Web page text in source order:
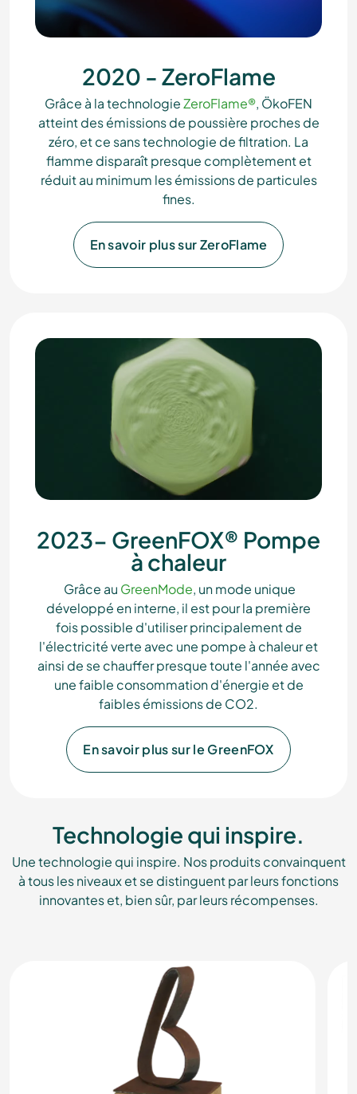
pellets
à traverser l'Atlantique.
Regarder la vidéo
2020 - ZeroFlame
Grâce à la technologieZeroFlame®, ÖkoFEN
atteint des émissions de poussière proches de
zéro, et ce sans technologie de filtration. La
flamme disparaît presque complètement et
réduit au minimum les émissions de particules
fines.
En savoir plus sur ZeroFlame
2023- GreenFOX® Pompe
à chaleur
Grâce au GreenMode, un mode unique
développé en interne, il est pour la première
fois possible d'utiliser principalement de
l'électricité verte avec une pompe à chaleur et
ainsi de se chauffer presque toute l'année avec
une faible consommation d'énergie et de
faibles émissions de CO2.
En savoir plus sur le GreenFOX
Technologie qui inspire.
Une technologie qui inspire. Nos produits convainquent
à tous les niveaux et se distinguent par leurs fonctions
innovantes et, bien sûr, par leurs récompenses.